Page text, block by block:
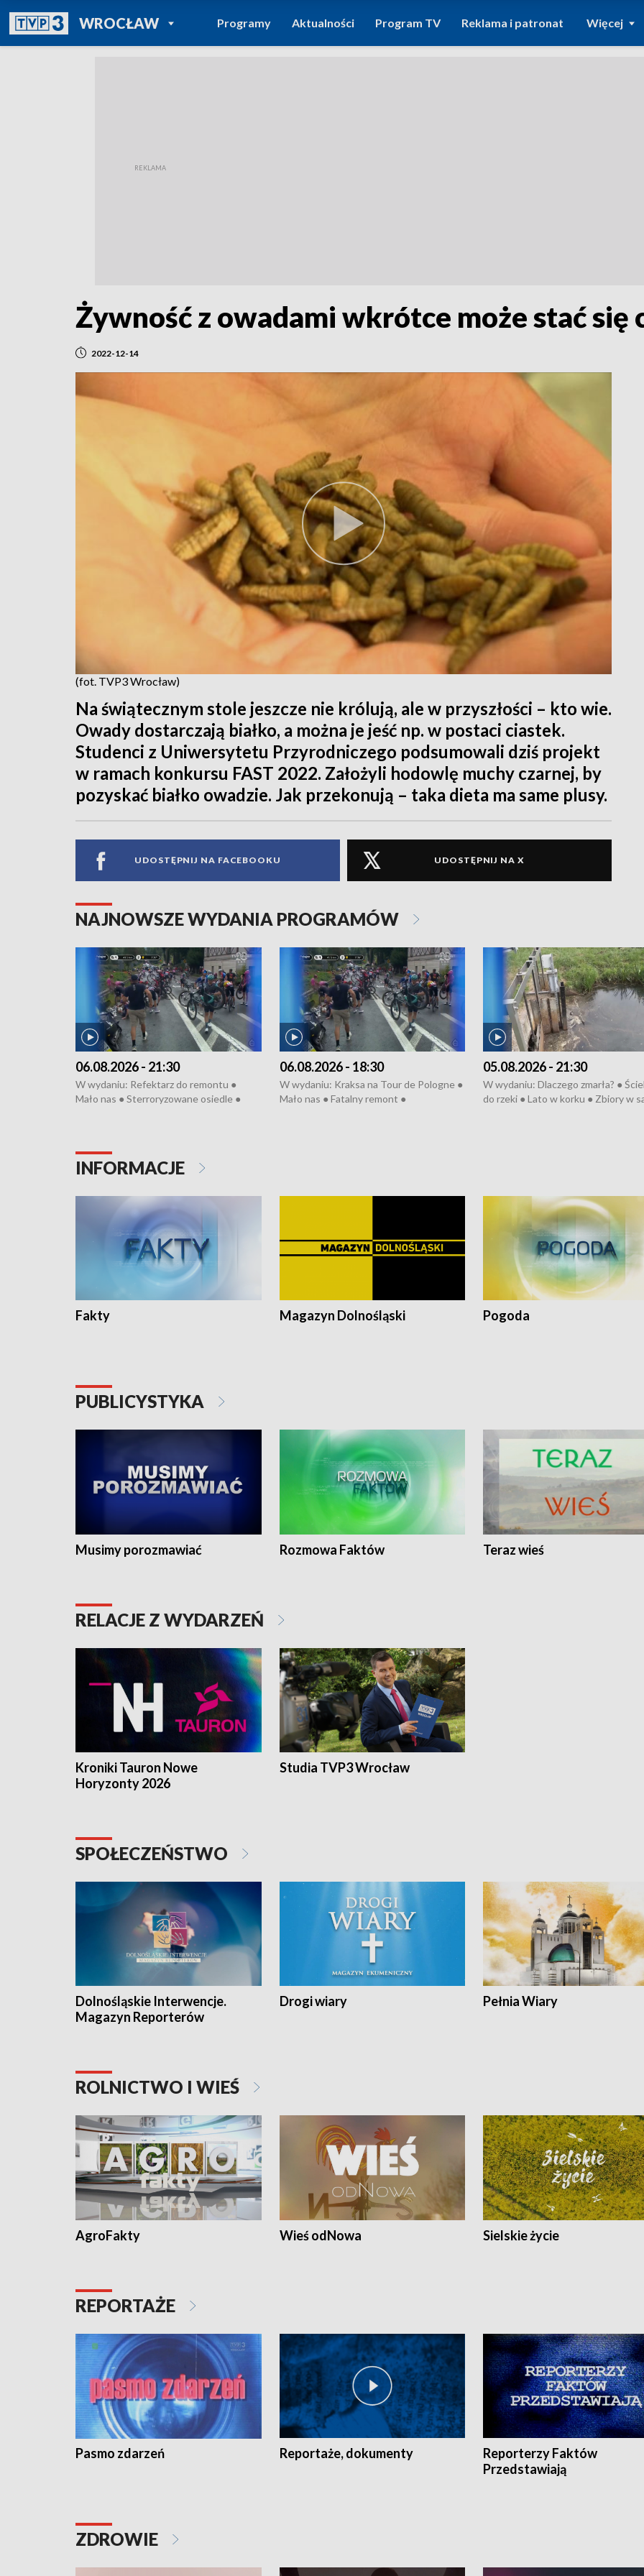
WROCŁAWPOWRÓT DO
TVP REGIONY
Programy Aktualności Program TV Reklama i patronat Więcej
Żywność z owadami wkrótce może stać się
2022-12-14
(fot. TVP3 Wrocław)
Na świątecznym stole jeszcze nie królują, ale w przyszłości – kto wie.
Owady dostarczają białko, a można je jeść np. w postaci ciastek.
Studenci z Uniwersytetu Przyrodniczego podsumowali dziś projekt
w ramach konkursu FAST 2022. Założyli hodowlę muchy czarnej, by
pozyskać białko owadzie. Jak przekonują – taka dieta ma same plusy.
UDOSTĘPNIJ NA FACEBOOKU UDOSTĘPNIJ NA X
NAJNOWSZE WYDANIA PROGRAMÓW
06.08.2026 - 21:30
W wydaniu: Refektarz do remontu ●
Mało nas ● Sterroryzowane osiedle ●
Pologne
06.08.2026 - 18:30
W wydaniu: Kraksa na Tour de Pologne ●
Mało nas ● Fatalny remont ●
05.08.2026 - 21:30
W wydaniu: Dlaczego zmarła? ●
do rzeki ● Lato w korku ● Zbiory w
INFORMACJE
Fakty Magazyn Dolnośląski Pogoda
PUBLICYSTYKA
Musimy porozmawiać Rozmowa Faktów Teraz wieś
RELACJE Z WYDARZEŃ
Kroniki Tauron Nowe
Horyzonty 2026
Studia TVP3 Wrocław
SPOŁECZEŃSTWO
Dolnośląskie Interwencje.
Magazyn Reporterów
Drogi wiary Pełnia Wiary
ROLNICTWO I WIEŚ
AgroFakty Wieś odNowa Sielskie życie
REPORTAŻE
Pasmo zdarzeń Reportaże, dokumenty
Reporterzy Faktów
Przedstawiają
ZDROWIE